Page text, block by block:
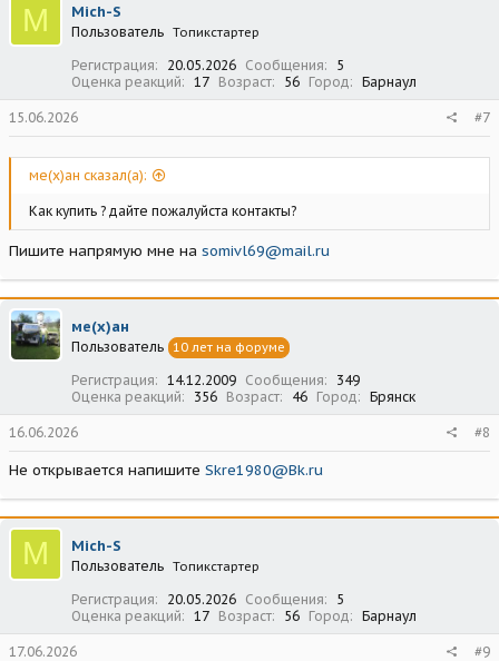
M Mich-S
Пользователь Топикстартер
Регистрация 20.05.2026 Сообщения
5
Оценка реакций
17 Возраст 56 Город Барнаул
15.06.2026 #7
ме(х)ан сказал(а):
Как купить ? дайте пожалуйста контакты?
Пишите напрямую мне на somivl69@mail.ru
ме(х)ан
Пользователь 10 лет на форуме
Регистрация 14.12.2009 Сообщения
349
Оценка реакций
356 Возраст 46 Город Брянск
16.06.2026 #8
Не открывается напишите Skre1980@Bk.ru
M Mich-S
Пользователь Топикстартер
Регистрация 20.05.2026 Сообщения
5
Оценка реакций
17 Возраст 56 Город Барнаул
17.06.2026 #9